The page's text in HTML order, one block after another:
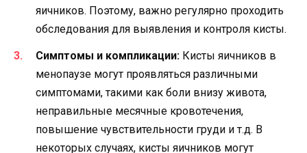
яичников. Поэтому, важно регулярно проходить
обследования для выявления и контроля кисты.
Симптомы и компликации: Кисты яичников в
менопаузе могут проявляться различными
симптомами, такими как боли внизу живота,
неправильные месячные кровотечения,
повышение чувствительности груди и т.д. В
некоторых случаях, кисты яичников могут